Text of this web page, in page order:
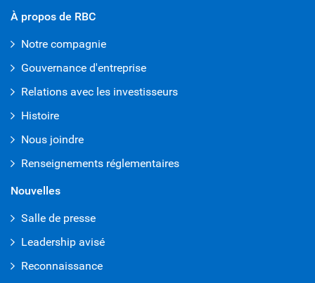
À propos de RBC
Notre compagnie
Gouvernance d'entreprise
Relations avec les investisseurs
Histoire
Nous joindre
Renseignements réglementaires
Nouvelles
Salle de presse
Leadership avisé
Reconnaissance